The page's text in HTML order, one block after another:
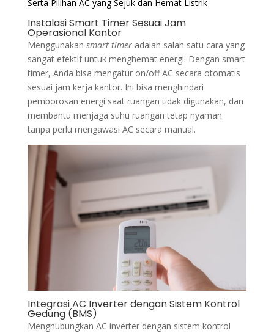
Serta Pilihan AC yang Sejuk dan Hemat Listrik
Instalasi Smart Timer Sesuai Jam
Operasional Kantor
Menggunakan smart timeradalah salah satu cara yang
sangat efektif untuk menghemat energi. Dengan smart
timer, Anda bisa mengatur on/off AC secara otomatis
sesuai jam kerja kantor. Ini bisa menghindari
pemborosan energi saat ruangan tidak digunakan, dan
membantu menjaga suhu ruangan tetap nyaman
tanpa perlu mengawasi AC secara manual.
Integrasi AC Inverter dengan Sistem Kontrol
Gedung (BMS)
Menghubungkan AC inverter dengan sistem kontrol